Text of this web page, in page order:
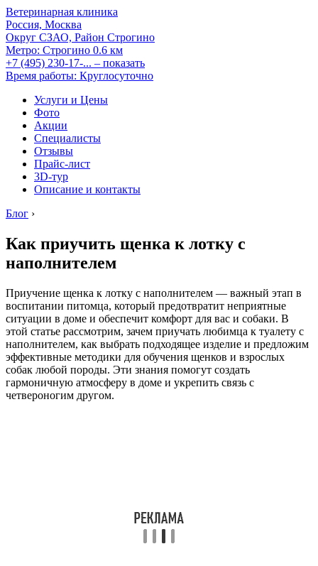
Ветеринарная клиника
Россия, Москва
Округ СЗАО, Район Строгино
Метро: Строгино 0.6 км
+7 (495) 230-17-... – показать
Время работы: Круглосуточно
Услуги и Цены
Фото
Акции
Специалисты
Отзывы
Прайс-лист
3D-тур
Описание и контакты
Блог ›
Как приучить щенка к лотку с
наполнителем
Приучение щенка к лотку с наполнителем — важный этап в
воспитании питомца, который предотвратит неприятные
ситуации в доме и обеспечит комфорт для вас и собаки. В
этой статье рассмотрим, зачем приучать любимца к туалету с
наполнителем, как выбрать подходящее изделие и предложим
эффективные методики для обучения щенков и взрослых
собак любой породы. Эти знания помогут создать
гармоничную атмосферу в доме и укрепить связь с
четвероногим другом.